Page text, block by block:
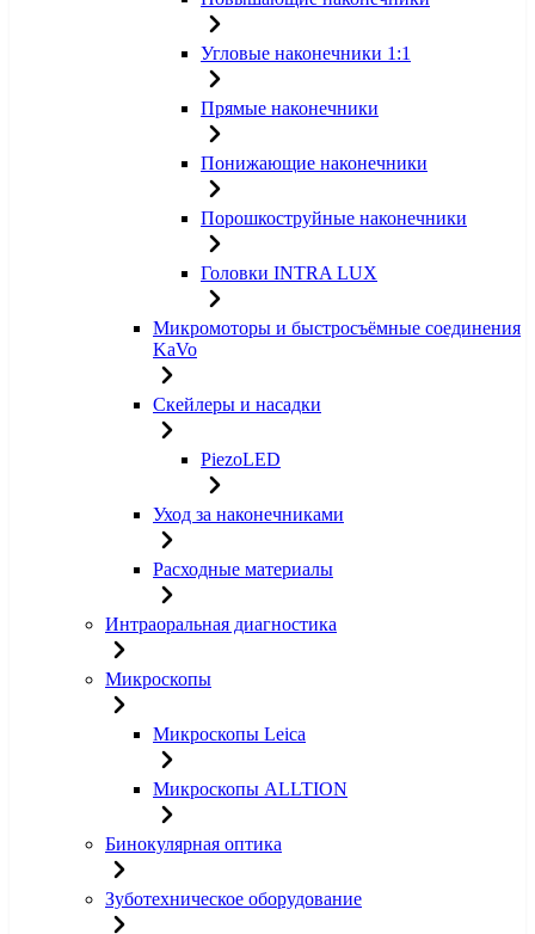
Угловые наконечники 1:1
Прямые наконечники
Понижающие наконечники
Порошкоструйные наконечники
Головки INTRA LUX
Микромоторы и быстросъёмные соединения
KaVo
Скейлеры и насадки
PiezoLED
Уход за наконечниками
Расходные материалы
Интраоральная диагностика
Микроскопы
Микроскопы Leica
Микроскопы ALLTION
Бинокулярная оптика
Зуботехническое оборудование